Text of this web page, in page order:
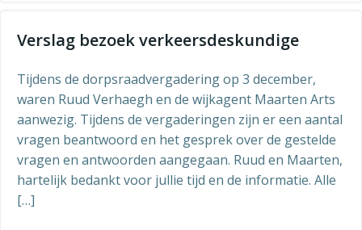
Verslag bezoek verkeersdeskundige
Tijdens de dorpsraadvergadering op 3 december,
waren Ruud Verhaegh en de wijkagent Maarten Arts
aanwezig. Tijdens de vergaderingen zijn er een aantal
vragen beantwoord en het gesprek over de gestelde
vragen en antwoorden aangegaan. Ruud en Maarten,
hartelijk bedankt voor jullie tijd en de informatie. Alle
[…]